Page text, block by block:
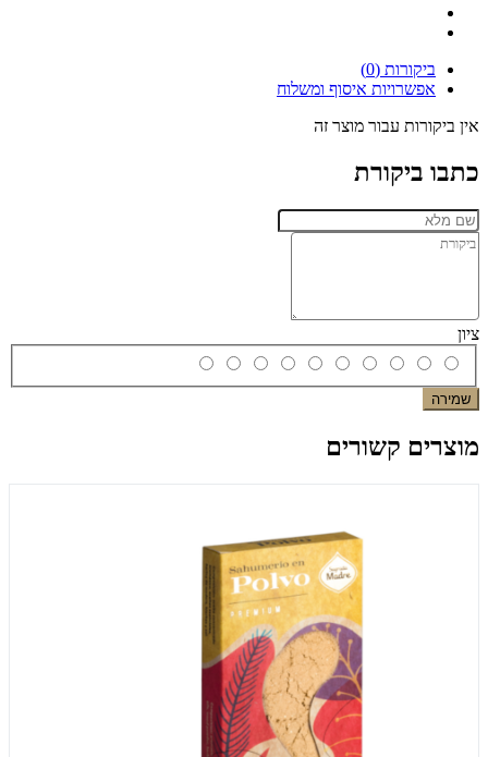
ביקורות (0)
אפשרויות איסוף ומשלוח
אין ביקורות עבור מוצר זה
כתבו ביקורת
ציון
שמירה
מוצרים קשורים